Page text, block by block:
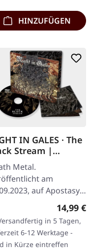
HINZUFÜGEN
IN GALES · The
Stream |
CD
Metal.
am
auf Apostasy
Digipak CD. Die
Death Metal-
Night In Gales
mit "The Black…
14,99 €
in 5 Tagen,
6-12 Werktage -
in Kürze eintreffen